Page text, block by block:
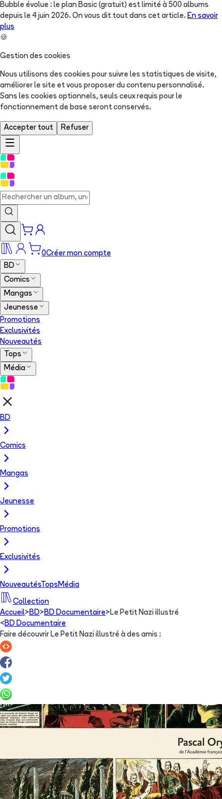
Bubble évolue : le plan Basic (gratuit) est limité à 500 albums
depuis le 4 juin 2026. On vous dit tout dans cet article. En savoir
plus
🍪
Gestion des cookies
Nous utilisons des cookies pour suivre les statistiques de visite,
améliorer le site et vous proposer du contenu personnalisé.
Sans les cookies optionnels, seuls ceux requis pour le
fonctionnement de base seront conservés.
Accepter tout Refuser
0Créer mon compte
BD
Comics
Mangas
Jeunesse
Promotions
Exclusivités
Nouveautés
Tops
Média
BD
Comics
Mangas
Jeunesse
Promotions
Exclusivités
NouveautésTops Média
Collection
Accueil> BD> BD Documentaire> Le Petit Nazi illustré
< BD Documentaire
Faire découvrir Le Petit Nazi illustré à des amis :